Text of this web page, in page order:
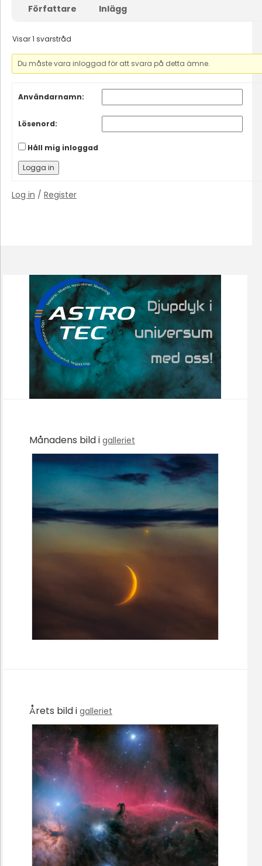
Författare Inlägg
Visar 1 svarstråd
Du måste vara inloggad för att svara på detta ämne.
Användarnamn:
Lösenord:
Håll mig inloggad
Logga in
Log in / Register
Månadens bild i galleriet
Årets bild i galleriet